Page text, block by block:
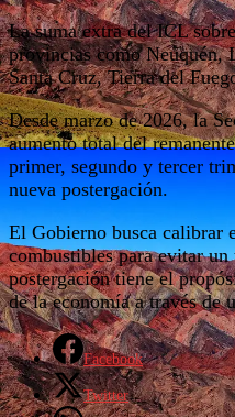
La suma extra del ICL
provincias como Neuquén,
Santa Cruz, Tierra del
Desde marzo de 2026, la
aumento total del
primer, segundo y tercer
nueva postergación.
El Gobierno busca calibrar
combustibles para evitar
postergación tiene el
de la economía a través de
Facebook
Twitter